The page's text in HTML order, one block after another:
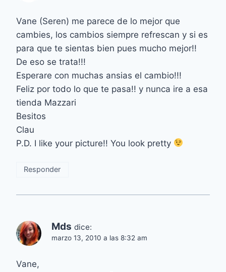
Vane (Seren) me parece de lo mejor que
cambies, los cambios siempre refrescan y si es
para que te sientas bien pues mucho mejor!!
De eso se trata!!!
Esperare con muchas ansias el cambio!!!
Feliz por todo lo que te pasa!! y nunca ire a esa
tienda Mazzari
Besitos
Clau
P.D. I like your picture!! You look pretty
Responder
Mds dice:
marzo 13, 2010 a las 8:32 am
Vane,